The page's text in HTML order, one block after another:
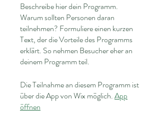
Beschreibe hier dein Programm.
Warum sollten Personen daran
teilnehmen? Formuliere einen kurzen
Text, der die Vorteile des Programms
erklärt. So nehmen Besucher eher an
deinem Programm teil.
Die Teilnahme an diesem Programm ist
über die App von Wix möglich.App
öffnen